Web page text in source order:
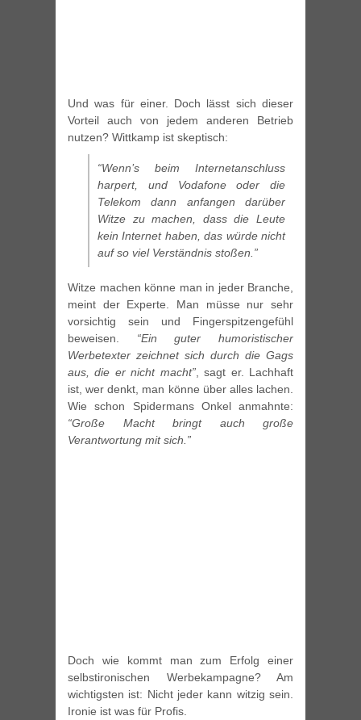
Und was für einer. Doch lässt sich dieser
Vorteil auch von jedem anderen Betrieb
nutzen? Wittkamp ist skeptisch:
“Wenn’s beim Internetanschluss
harpert, und Vodafone oder die
Telekom dann anfangen darüber
Witze zu machen, dass die Leute
kein Internet haben, das würde nicht
auf so viel Verständnis stoßen.”
Witze machen könne man in jeder Branche,
meint der Experte. Man müsse nur sehr
vorsichtig sein und Fingerspitzengefühl
beweisen. “Ein guter humoristischer
Werbetexter zeichnet sich durch die Gags
aus, die er nicht macht”, sagt er. Lachhaft
ist, wer denkt, man könne über alles lachen.
Wie schon Spidermans Onkel anmahnte:
“Große Macht bringt auch große
Verantwortung mit sich.”
Doch wie kommt man zum Erfolg einer
selbstironischen Werbekampagne? Am
wichtigsten ist: Nicht jeder kann witzig sein.
Ironie ist was für Profis.